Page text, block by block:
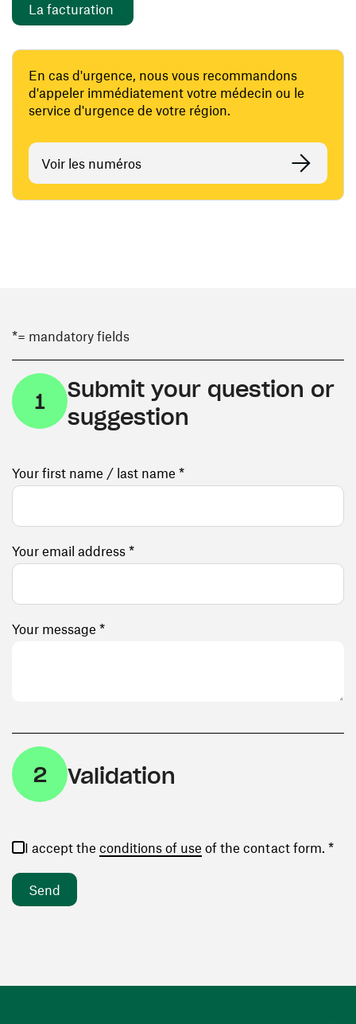
La facturation
En cas d'urgence, nous vous recommandons
d'appeler immédiatement votre médecin ou le
service d'urgence de votre région.
Voir les numéros
*= mandatory fields
1
Submit your question or
suggestion
Your first name / last name *
Your email address *
Your message *
2 Validation
I accept the conditions of use (opens in a new window)
of the contact form. *